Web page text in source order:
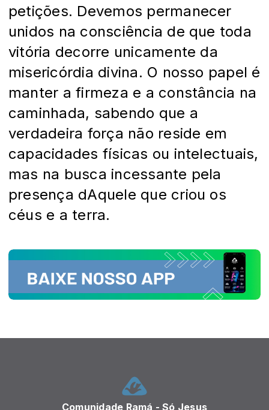
petições. Devemos permanecer
unidos na consciência de que toda
vitória decorre unicamente da
misericórdia divina. O nosso papel é
manter a firmeza e a constância na
caminhada, sabendo que a
verdadeira força não reside em
capacidades físicas ou intelectuais,
mas na busca incessante pela
presença dAquele que criou os
céus e a terra.
Comunidade Ramá - Só Jesus